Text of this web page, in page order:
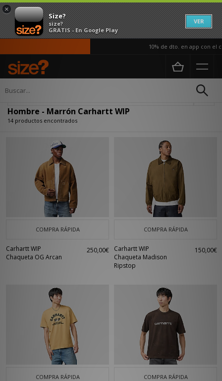
×
Size?
size?
GRATIS - En Google Play
VER
10% de dto. en app con el
Página principal
Hombre - Marrón Carhartt WIP
14 productos encontrados
COMPRA RÁPIDA
Carhartt WIP
Chaqueta OG Arcan
250,00€
COMPRA RÁPIDA
Carhartt WIP
Chaqueta Madison
Ripstop
150,00€
COMPRA RÁPIDA COMPRA RÁPIDA